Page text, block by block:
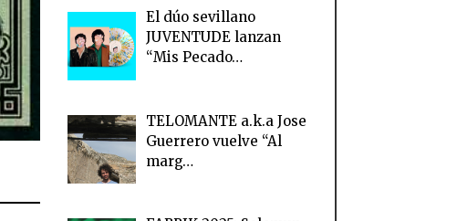
El dúo sevillano
JUVENTUDE lanzan
“Mis Pecado…
TELOMANTE a.k.a Jose
Guerrero vuelve “Al
marg…